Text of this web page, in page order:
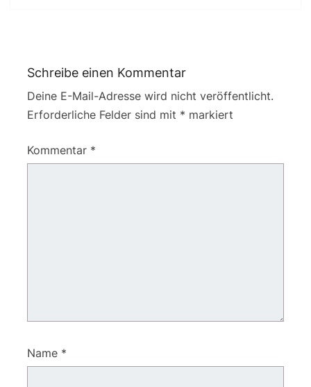
Schreibe einen Kommentar
Deine E-Mail-Adresse wird nicht veröffentlicht.
Erforderliche Felder sind mit * markiert
Kommentar *
Name *